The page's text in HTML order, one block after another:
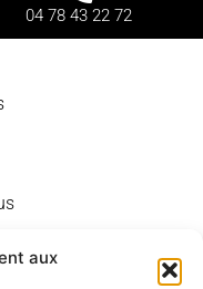
aux
04 78 43 22 72